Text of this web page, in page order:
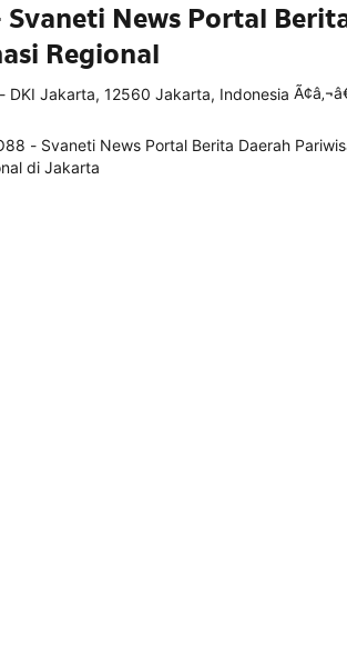
Svaneti News Portal
Regional
DKI Jakarta, 12560 Jakarta, Indonesia